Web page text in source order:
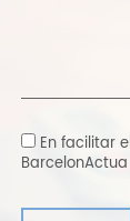
En facilitar
BarcelonActua